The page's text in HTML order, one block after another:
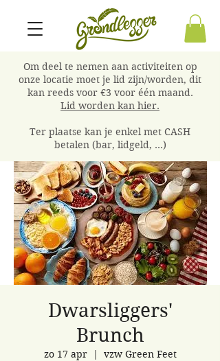
Om deel te nemen aan activiteiten op
onze locatie moet je lid zijn/worden, dit
kan reeds voor €3 voor één maand.
Lid worden kan hier.
Ter plaatse kan je enkel met CASH
betalen (bar, lidgeld, ...)
Dwarsliggers'
Brunch
zo 17 apr
  |
vzw Green Feet